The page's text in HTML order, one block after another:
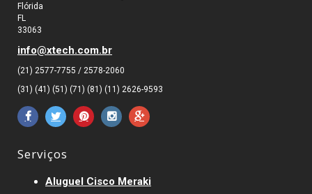
Flórida
FL
33063
info@xtech.com.br
(21) 2577-7755 / 2578-2060
(31) (41) (51) (71) (81) (11) 2626-9593
Serviços
Aluguel Cisco Meraki